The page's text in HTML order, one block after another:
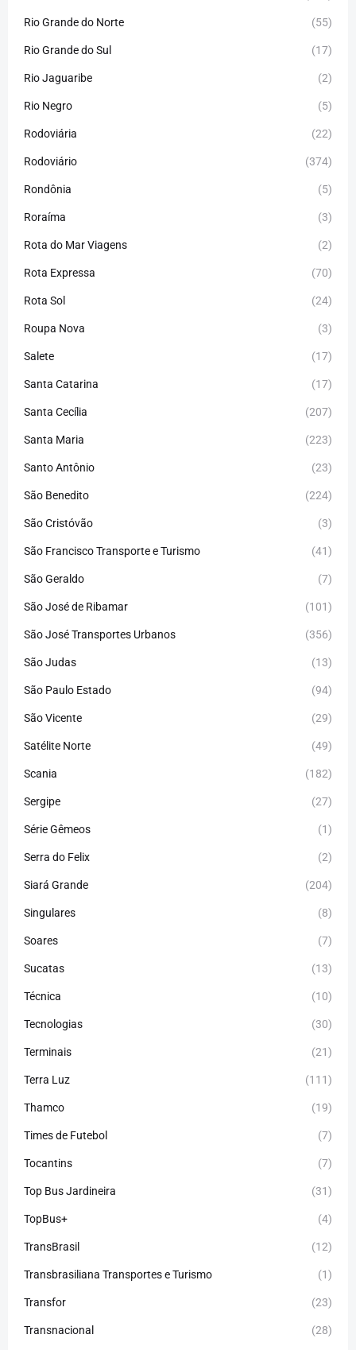
Rio Grande do Norte (55)
Rio Grande do Sul (17)
Rio Jaguaribe (2)
Rio Negro (5)
Rodoviária (22)
Rodoviário (374)
Rondônia (5)
Roraíma (3)
Rota do Mar Viagens (2)
Rota Expressa (70)
Rota Sol (24)
Roupa Nova (3)
Salete (17)
Santa Catarina (17)
Santa Cecília (207)
Santa Maria (223)
Santo Antônio (23)
São Benedito (224)
São Cristóvão (3)
São Francisco Transporte e Turismo (41)
São Geraldo (7)
São José de Ribamar (101)
São José Transportes Urbanos (356)
São Judas (13)
São Paulo Estado (94)
São Vicente (29)
Satélite Norte (49)
Scania (182)
Sergipe (27)
Série Gêmeos (1)
Serra do Felix (2)
Siará Grande (204)
Singulares (8)
Soares (7)
Sucatas (13)
Técnica (10)
Tecnologias (30)
Terminais (21)
Terra Luz (111)
Thamco (19)
Times de Futebol (7)
Tocantins (7)
Top Bus Jardineira (31)
TopBus+ (4)
TransBrasil (12)
Transbrasiliana Transportes e Turismo (1)
Transfor (23)
Transnacional (28)